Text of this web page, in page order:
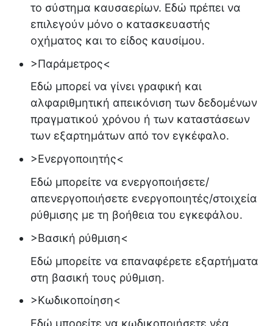
το σύστημα καυσαερίων. Εδώ πρέπει να
επιλεγούν μόνο ο κατασκευαστής
οχήματος και το είδος καυσίμου.
>Παράμετρος<
Εδώ μπορεί να γίνει γραφική και
αλφαριθμητική απεικόνιση των δεδομένων
πραγματικού χρόνου ή των καταστάσεων
των εξαρτημάτων από τον εγκέφαλο.
>Ενεργοποιητής<
Εδώ μπορείτε να ενεργοποιήσετε/
απενεργοποιήσετε ενεργοποιητές/στοιχεία
ρύθμισης με τη βοήθεια του εγκεφάλου.
>Βασική ρύθμιση<
Εδώ μπορείτε να επαναφέρετε εξαρτήματα
στη βασική τους ρύθμιση.
>Κωδικοποίηση<
Εδώ μπορείτε να κωδικοποιήσετε νέα